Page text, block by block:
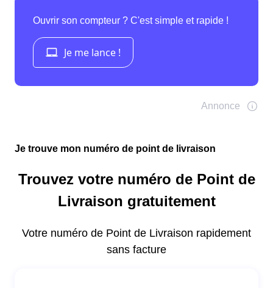
Je trouve mon numéro de point de livraison